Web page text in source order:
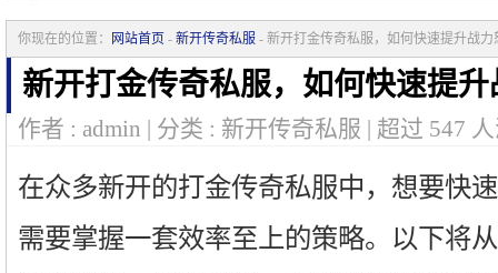
你现在的位置： 网站首页 - 新开传奇私服 - 新开打金传奇私服，如何快速提升战力
新开打金传奇私服，如何快速提
作者 : admin | 分类 : 新开传奇私服 | 超过 547
在众多新开的打金传奇私服中，想要快
需要掌握一套效率至上的策略。以下将